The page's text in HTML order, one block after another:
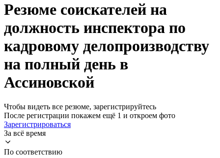
Резюме соискателей на
должность инспектора по
кадровому делопроизводству
на полный день в
Ассиновской
Чтобы видеть все резюме, зарегистрируйтесь
После регистрации покажем ещё 1 и откроем фото
Зарегистрироваться
За всё время
По соответствию